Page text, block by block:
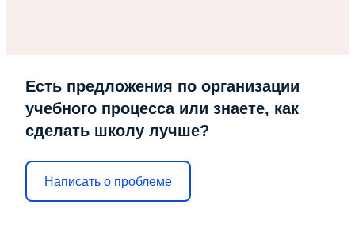
Есть предложения по организации
учебного процесса или знаете, как
сделать школу лучше?
Написать о проблеме